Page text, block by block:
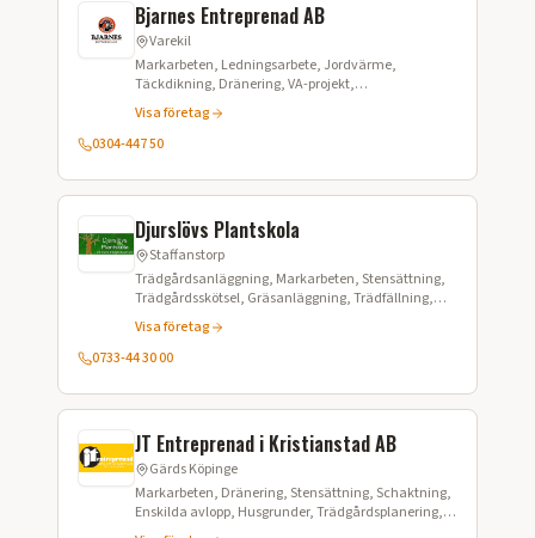
Bjarnes Entreprenad AB
Varekil
Markarbeten, Ledningsarbete, Jordvärme,
Täckdikning, Dränering, VA-projekt,
Tryckavloppssystem LTA, Stenspräckning,
Fibergrävning, Sjöförläggning, Styrd borrning
Visa företag
0304-447 50
Djurslövs Plantskola
Staffanstorp
Trädgårdsanläggning, Markarbeten, Stensättning,
Trädgårdsskötsel, Gräsanläggning, Trädfällning,
Trädgårdsdesign, Beskärning, Häckklippning,
Växtförsäljning
Visa företag
0733-44 30 00
JT Entreprenad i Kristianstad AB
Gärds Köpinge
Markarbeten, Dränering, Stensättning, Schaktning,
Enskilda avlopp, Husgrunder, Trädgårdsplanering,
Kranbilstransporter, Grusförsäljning